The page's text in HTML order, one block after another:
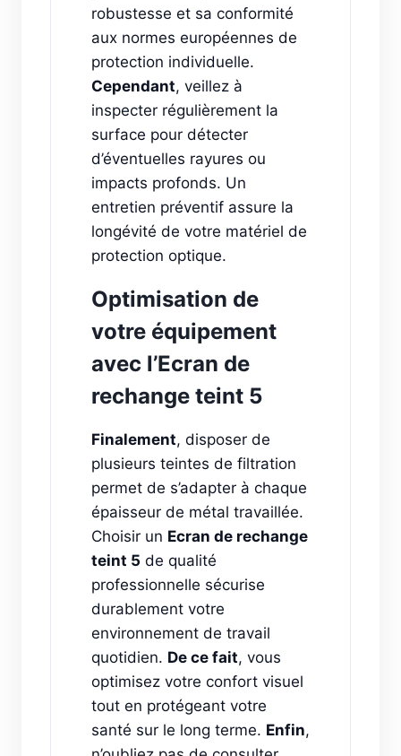
robustesse et sa conformité
aux normes européennes de
protection individuelle.
Cependant, veillez à
inspecter régulièrement la
surface pour détecter
d’éventuelles rayures ou
impacts profonds. Un
entretien préventif assure la
longévité de votre matériel de
protection optique.
Optimisation de
votre équipement
avec l’Ecran de
rechange teint 5
Finalement, disposer de
plusieurs teintes de filtration
permet de s’adapter à chaque
épaisseur de métal travaillée.
Choisir un Ecran de rechange
teint 5 de qualité
professionnelle sécurise
durablement votre
environnement de travail
quotidien. De ce fait, vous
optimisez votre confort visuel
tout en protégeant votre
santé sur le long terme. Enfin,